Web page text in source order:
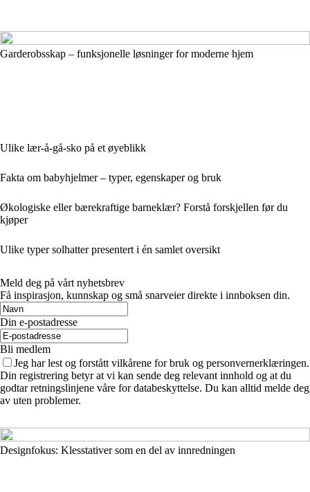
Garderobsskap – funksjonelle løsninger for moderne hjem
Ulike lær-å-gå-sko på et øyeblikk
Fakta om babyhjelmer – typer, egenskaper og bruk
Økologiske eller bærekraftige barneklær? Forstå forskjellen før du
kjøper
Ulike typer solhatter presentert i én samlet oversikt
Meld deg på vårt nyhetsbrev
Få inspirasjon, kunnskap og små snarveier direkte i innboksen din.
Din e-postadresse
Bli medlem
Jeg har lest og forstått vilkårene for bruk og personvernerklæringen.
Din registrering betyr at vi kan sende deg relevant innhold og at du
godtar retningslinjene våre for databeskyttelse. Du kan alltid melde deg
av uten problemer.
Designfokus: Klesstativer som en del av innredningen